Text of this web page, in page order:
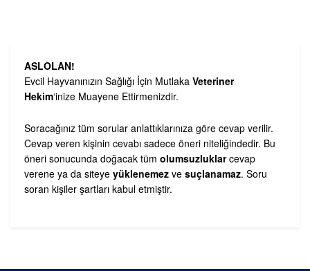
ASLOLAN!
Evcil Hayvanınızın Sağlığı İçin Mutlaka Veteriner
Hekim‘inize Muayene Ettirmenizdir.
Soracağınız tüm sorular anlattıklarınıza göre cevap verilir.
Cevap veren kişinin cevabı sadece öneri niteliğindedir. Bu
öneri sonucunda doğacak tüm olumsuzluklarcevap
verene ya da siteye yüklenemez ve suçlanamaz. Soru
soran kişiler şartları kabul etmiştir.